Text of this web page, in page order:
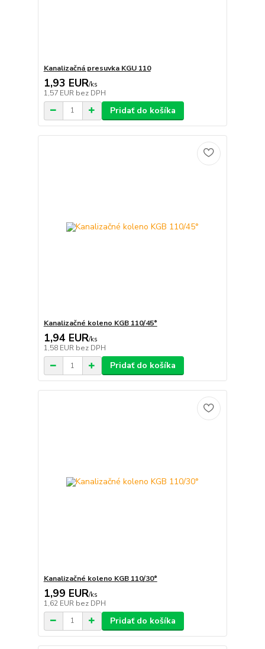
Kanalizačná presuvka KGU 110
1,93 EUR/ks
1,57 EUR bez DPH
Pridať do košíka
Kanalizačné koleno KGB 110/45°
1,94 EUR/ks
1,58 EUR bez DPH
Pridať do košíka
Kanalizačné koleno KGB 110/30°
1,99 EUR/ks
1,62 EUR bez DPH
Pridať do košíka